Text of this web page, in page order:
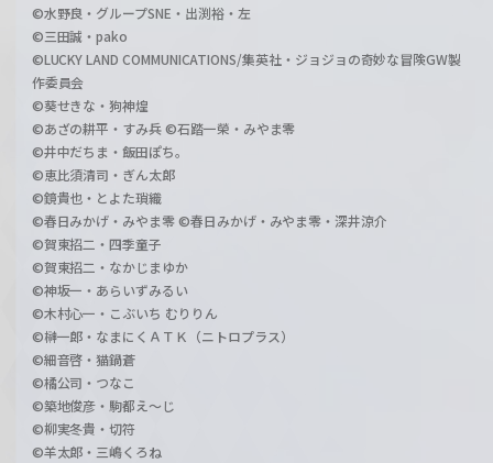
©水野良・グループSNE・出渕裕・左
©三田誠・pako
©LUCKY LAND COMMUNICATIONS/集英社・ジョジョの奇妙な冒険GW製
作委員会
©葵せきな・狗神煌
©あざの耕平・すみ兵 ©石踏一榮・みやま零
©井中だちま・飯田ぽち。
©恵比須清司・ぎん太郎
©鏡貴也・とよた瑣織
©春日みかげ・みやま零 ©春日みかげ・みやま零・深井涼介
©賀東招二・四季童子
©賀東招二・なかじまゆか
©神坂一・あらいずみるい
©木村心一・こぶいち むりりん
©榊一郎・なまにくＡＴＫ（ニトロプラス）
©細音啓・猫鍋蒼
©橘公司・つなこ
©築地俊彦・駒都え～じ
©柳実冬貴・切符
©羊太郎・三嶋くろね